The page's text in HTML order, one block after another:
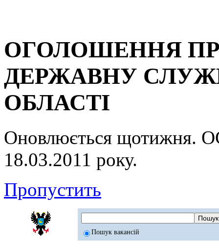
ОГОЛОШЕННЯ
ДЕРЖАВНУ
ОБЛАСТІ
Оновлюється
18.03.2011 року.
Пропустить
Пошук вакансій